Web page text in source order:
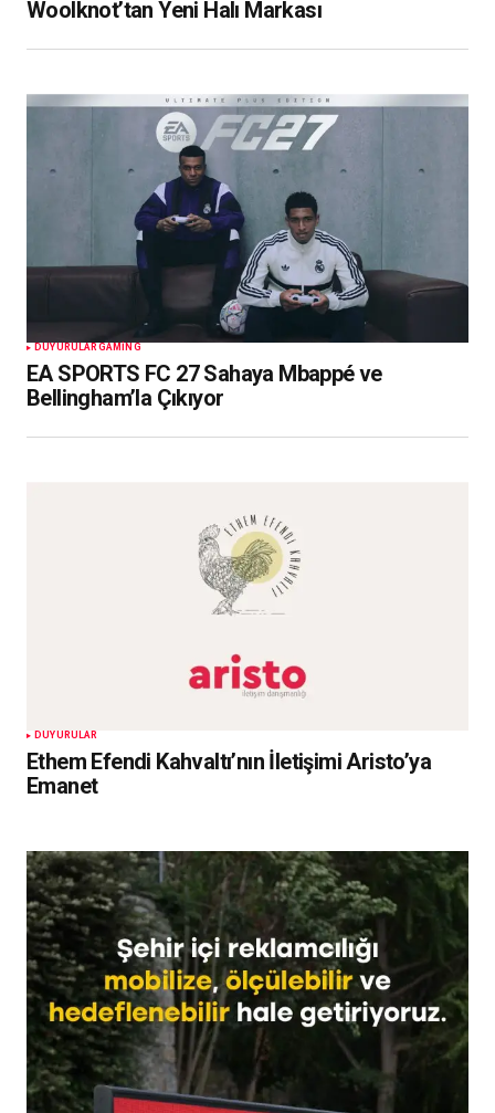
Woolknot’tan Yeni Halı Markası
DUYURULAR GAMING
EA SPORTS FC 27 Sahaya Mbappé ve
Bellingham’la Çıkıyor
DUYURULAR
Ethem Efendi Kahvaltı’nın İletişimi Aristo’ya
Emanet